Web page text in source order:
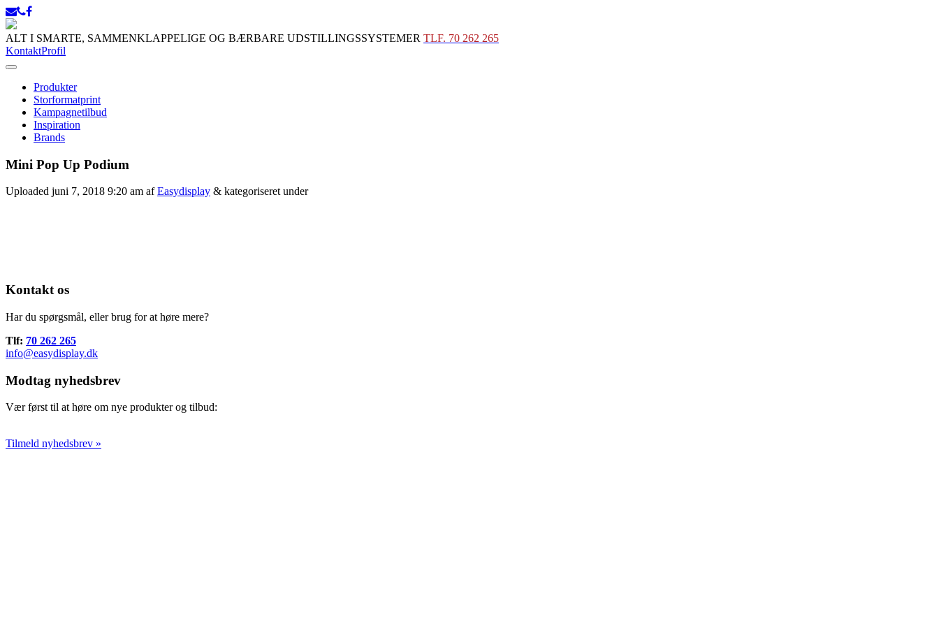
ALT I SMARTE, SAMMENKLAPPELIGE OG BÆRBARE UDSTILLINGSSYSTEMER TLF. 70 262 265
KontaktProfil
Produkter
Storformatprint
Kampagnetilbud
Inspiration
Brands
Mini Pop Up Podium
Uploaded juni 7, 2018 9:20 am afEasydisplay & kategoriseret under
Kontakt os
Har du spørgsmål, eller brug for at høre mere?
Tlf: 70 262 265
info@easydisplay.dk
Modtag nyhedsbrev
Vær først til at høre om nye produkter og tilbud:
Tilmeld nyhedsbrev »